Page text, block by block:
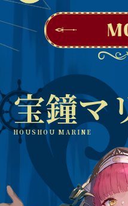
宝鐘マ
HOUSHOU MARINE